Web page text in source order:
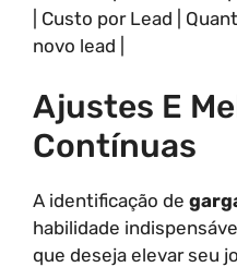
| Custo por Lead |
novo lead |
Ajustes E
Contínuas
A identificação de
habilidade
que deseja elevar seu